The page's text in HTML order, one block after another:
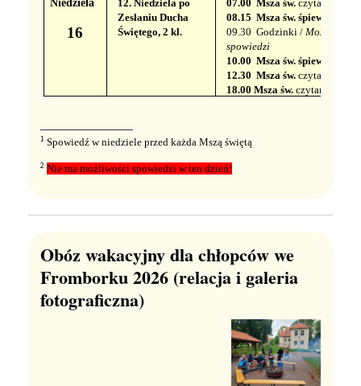
Niedziela
16
12. Niedziela po
Zesłaniu Ducha
Świętego, 2 kl.
07.00 ​​ Msza św. czytana
08.15 ​​ Msza św. śpiewana
09.30 Godzinki / Możliwość
spowiedzi
10.00 ​​ Msza św. śpiewana
12.30 ​​ Msza św. czytana
18.00 Msza św. czytana
1 Spowiedź w niedziele przed każda Mszą świętą
2 Nie ma możliwości spowiedzi w ten dzień!
Obóz wakacyjny dla chłopców we
Fromborku 2026 (relacja i galeria
fotograficzna)